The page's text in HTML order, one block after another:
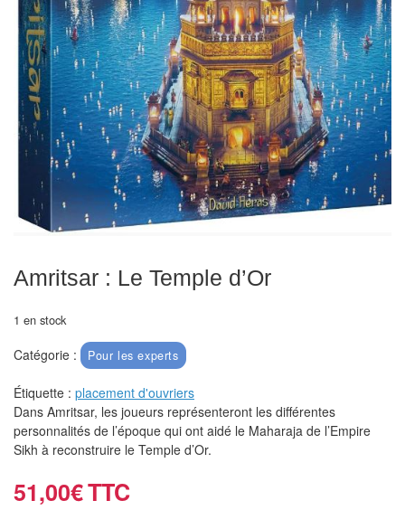
voyage
Echiquiers
électroniques
Echiquiers
clubs
Pièces
Ecoles
clubs
muraux/Plein
air
Pendules
Echiquier
pour
aveugles
Amritsar : Le Temple d’Or
1 en stock
Catégorie : Pour les experts
Étiquette : placement d'ouvriers
Dans Amritsar, les joueurs représenteront les différentes
personnalités de l’époque qui ont aidé le Maharaja de l’Empire
Sikh à reconstruire le Temple d’Or.
51,00€